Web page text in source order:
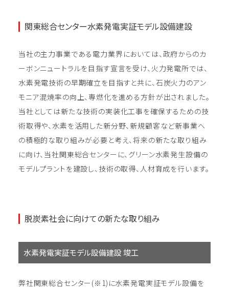
関東総合センター水素発電実証モデル設備建設
当社の主力事業である電力業界においては、政府からのカ
ーボンニュートラルを目指す宣言を受け、火力発電所では、
水素発電技術の早期確立を目指すと共に、石炭火力のアン
モニア混焼率の向上、専燃化を進める方針が出されました。
当社としては新たな技術の実装化工事を確保するための技
術取得や、水素を活用した新分野、新規顧客など新事業へ
の積極的な取り組みが必要と考え、将来の新たな取り組み
に向け、当社関東総合センターに、グリーン水素発生設備の
モデルプラントを建設し、技術の取得、人材育成を行います。
脱炭素社会に向けての新たな取り組み
水素発電実証モデル設備建設 竣工
弊社関東総合センター(※1)に水素発電実証モデル設備を